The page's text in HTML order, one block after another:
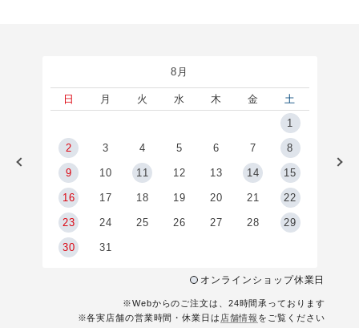
8月
日 月 火 水 木 金
土
1
2 3 4 5 6 7 8
9 10 11 12 13 14 15
16 17 18 19 20 21 22
23 24 25 26 27 28 29
30 31
オンラインショップ休業日
※Webからのご注文は、24時間承っております
※各実店舗の営業時間・休業日は 店舗情報 をご覧ください